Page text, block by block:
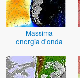
Massima
energia d'onda